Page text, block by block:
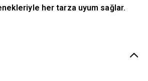
her tarza uyum sağlar.